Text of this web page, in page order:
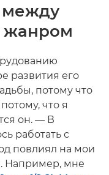
между
жанром
развития его
потому что
что я
он. — В
работать с
повлиял на мои
Например, мне